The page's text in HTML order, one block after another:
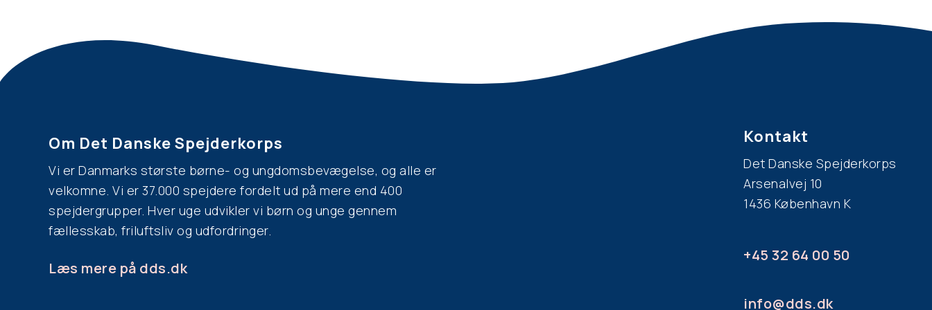
kortet på spejder.dk for at finde en alternativ spejdergruppe i nærheden
Det er dog op til de lokale spejdergrupper at bestemme, om børn kan
deltage uden en voksen. Find jeres lokale spejdergruppe på kortet her på
Om Det Danske Spejderkorps
Vi er Danmarks største børne- og ungdomsbevægelse, og alle er
velkomne. Vi er 37.000 spejdere fordelt ud på mere end 400
spejdergrupper. Hver uge udvikler vi børn og unge gennem
fællesskab, friluftsliv og udfordringer.
Læs mere på dds.dk
Kontakt
Det Danske Spejderkorps
Arsenalvej 10
1436 København K
+45 32 64 00 50
info@dds.dk